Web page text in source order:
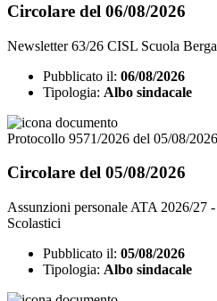
Circolare del 06/08/2026
Newsletter 63/26 CISL Scuola
Pubblicato il: 06/08/2026
Tipologia: Albo sindacale
Protocollo 9571/2026 del 05/08/2026
Circolare del 05/08/2026
Assunzioni personale ATA 2026/27
Scolastici
Pubblicato il: 05/08/2026
Tipologia: Albo sindacale